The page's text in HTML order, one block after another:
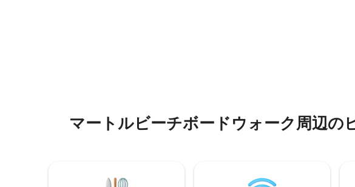
港の近くに位置し、便利な立地です。屋
内・屋外プール、レージーリバー、ホッ
ゴルフ、ショッピング、ダイ
トラクションから数分。
マートルビーチボードウォーク周辺の